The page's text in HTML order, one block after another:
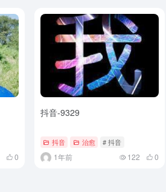
0
抖音-9329
抖音 治愈 # 抖音
1年前 122 0